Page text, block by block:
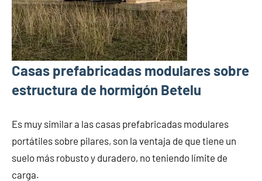
Casas prefabricadas modulares sobre
estructura de hormigón Betelu
Es muy similar a las casas prefabricadas modulares
portátiles sobre pilares, son la ventaja de que tiene un
suelo más robusto y duradero, no teniendo límite de
carga.